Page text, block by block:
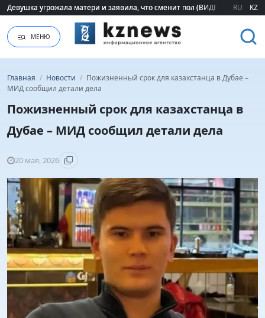
Девушка угрожала матери и заявила, что сменит пол (ВИДЕО)
Девушка угрожала матери и заявила, что сменит пол (ВИДЕО) RU KZ
МЕНЮ
Главная / Новости / Пожизненный срок для казахстанца в Дубае –
МИД сообщил детали дела
Пожизненный срок для казахстанца в
Дубае – МИД сообщил детали дела
20 мая, 2026